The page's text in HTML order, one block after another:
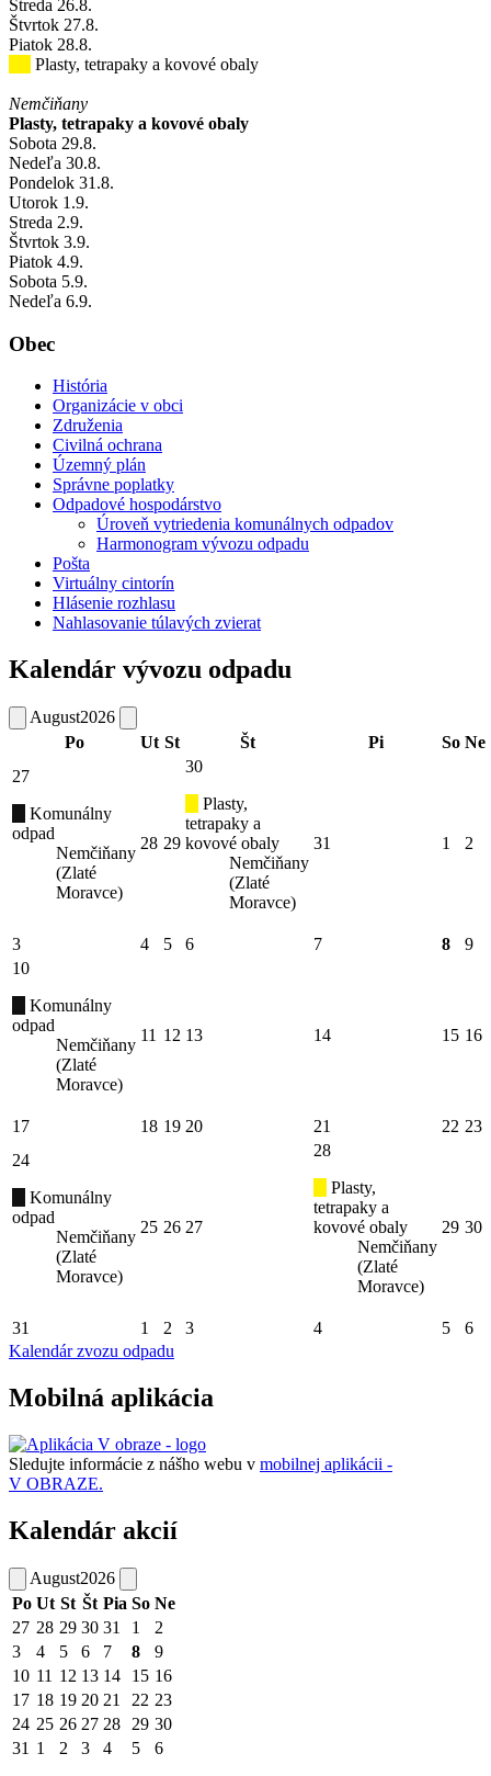
Streda 26.8.
Štvrtok 27.8.
Piatok 28.8.
Plasty, tetrapaky a kovové obaly
Nemčiňany
Plasty, tetrapaky a kovové obaly
Sobota 29.8.
Nedeľa 30.8.
Pondelok 31 .8.
Utorok 1 .9.
Streda 2.9.
Štvrtok 3.9.
Piatok 4.9.
Sobota 5.9.
Nedeľa 6.9.
Obec
História
Organizácie v obci
Združenia
Civilná ochrana
Územný plán
Správne poplatky
Odpadové hospodárstvo
Úroveň vytriedenia komunálnych odpadov
Harmonogram vývozu odpadu
Pošta
Virtuálny cintorín
Hlásenie rozhlasu
Nahlasovanie túlavých zvierat
Kalendár vývozu odpadu
August2026
Po
Ut St Št Pi So Ne
27
Komunálny
odpad
Nemčiňany
(Zlaté
Moravce)
28 29
30
Plasty,
tetrapaky a
kovové obaly
Nemčiňany
(Zlaté
Moravce)
31 1 2
3 4 5 6 7 8
9
10
Komunálny
odpad
Nemčiňany
(Zlaté
Moravce)
11 12 13 14 15 16
17 18 19 20 21 22 23
24
Komunálny
odpad
Nemčiňany
(Zlaté
Moravce)
25 26 27
28
Plasty,
tetrapaky a
kovové obaly
Nemčiňany
(Zlaté
Moravce)
29 30
31 1 2 3 4 5
6
Kalendár zvozu odpadu
Mobilná aplikácia
Sledujte informácie z nášho webu v mobilnej aplikácii -
V OBRAZE.
Kalendár akcií
August2026
Po Ut St Št Pia So Ne
27 28 29 30 31 1
2
3
4 5 6 7 8
9
10 11 12 13 14 15 16
17 18 19 20 21 22 23
24 25 26 27 28 29 30
31 1 2 3 4 5 6